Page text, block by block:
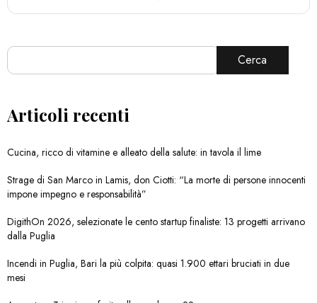
Cerca
Articoli recenti
Cucina, ricco di vitamine e alleato della salute: in tavola il lime
Strage di San Marco in Lamis, don Ciotti: “La morte di persone innocenti
impone impegno e responsabilità”
DigithOn 2026, selezionate le cento startup finaliste: 13 progetti arrivano
dalla Puglia
Incendi in Puglia, Bari la più colpita: quasi 1.900 ettari bruciati in due
mesi